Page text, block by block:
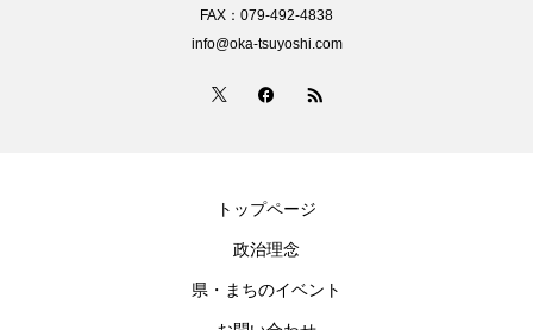
FAX：079-492-4838
info@oka-tsuyoshi.com
トップページ
政治理念
県・まちのイベント